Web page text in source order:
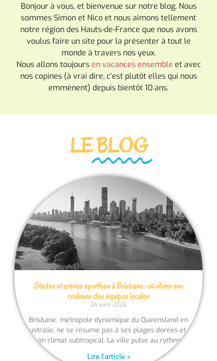
Bonjour à vous, et bienvenue sur notre blog. Nous
sommes Simon et Nico et nous aimons tellement
notre région des Hauts-de-France que nous avons
voulus faire un site pour la présenter à tout le
monde à travers nos yeux.
Nous allons toujours en vacances ensemble et avec
nos copines (à vrai dire, c’est plutôt elles qui nous
emmènent) depuis bientôt 10 ans.
LEBLOG
Stades et arènes sportives à Brisbane : où vibrer aux
couleurs des équipes locales
24 avril 2026
Brisbane, métropole dynamique du Queensland en
Australie, ne se résume pas à ses plages dorées et à
son climat subtropical. La ville pulse au rythme
Lire l'article »